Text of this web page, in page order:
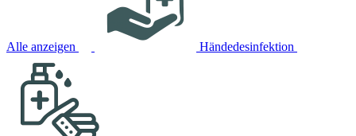
Alle anzeigen Händedesinfektion